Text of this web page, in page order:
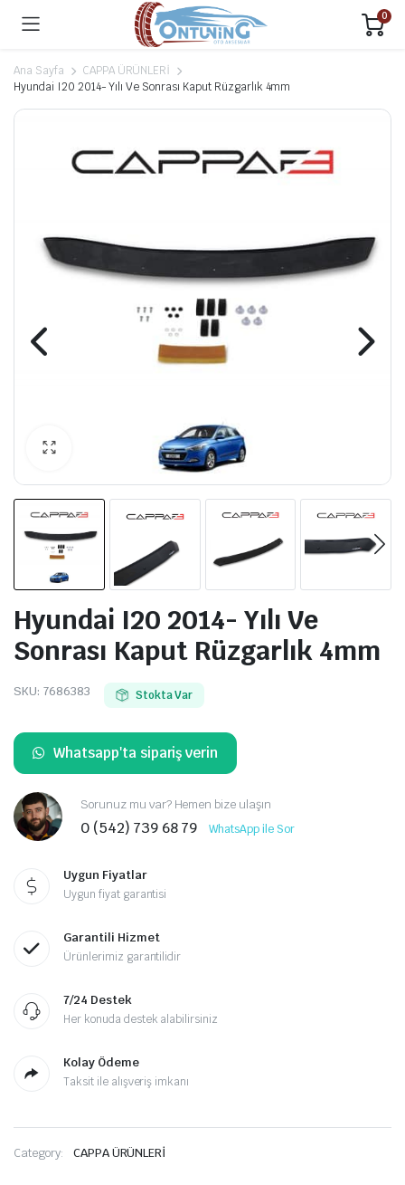
0
Ana Sayfa
CAPPA ÜRÜNLERİ
Hyundai I20 2014- Yılı Ve Sonrası Kaput Rüzgarlık 4mm
Hyundai I20 2014- Yılı Ve
Sonrası Kaput Rüzgarlık 4mm
SKU: 7686383 Stokta Var
Whatsapp'ta sipariş verin
Sorunuz mu var? Hemen bize ulaşın
0 (542) 739 68 79 WhatsApp ile Sor
Uygun Fiyatlar
Uygun fiyat garantisi
Garantili Hizmet
Ürünlerimiz garantilidir
7/24 Destek
Her konuda destek alabilirsiniz
Kolay Ödeme
Taksit ile alışveriş imkanı
Category: CAPPA ÜRÜNLERİ